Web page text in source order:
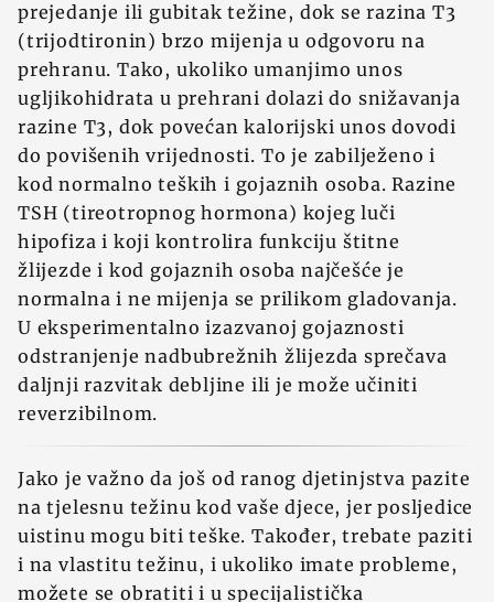
prejedanje ili gubitak težine, dok se razina T3
(trijodtironin) brzo mijenja u odgovoru na
prehranu. Tako, ukoliko umanjimo unos
ugljikohidrata u prehrani dolazi do snižavanja
razine T3, dok povećan kalorijski unos dovodi
do povišenih vrijednosti. To je zabilježeno i
kod normalno teških i gojaznih osoba. Razine
TSH (tireotropnog hormona) kojeg luči
hipofiza i koji kontrolira funkciju štitne
žlijezde i kod gojaznih osoba najčešće je
normalna i ne mijenja se prilikom gladovanja.
U eksperimentalno izazvanoj gojaznosti
odstranjenje nadbubrežnih žlijezda sprečava
daljnji razvitak debljine ili je može učiniti
reverzibilnom.
Jako je važno da još od ranog djetinjstva pazite
na tjelesnu težinu kod vaše djece, jer posljedice
uistinu mogu biti teške. Također, trebate paziti
i na vlastitu težinu, i ukoliko imate probleme,
možete se obratiti i u specijalistička